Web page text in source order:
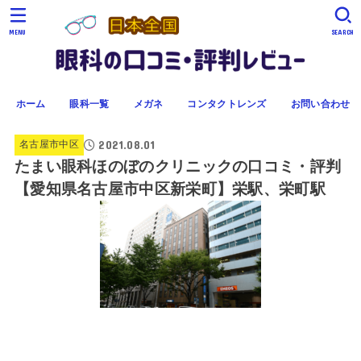
ホーム 眼科一覧 メガネ コンタクトレンズ お問い合わせ
SEARCH
MENU
名古屋市中区 2021.08.01
たまい眼科ほのぼのクリニックの口コミ・評判
【愛知県名古屋市中区新栄町】栄駅、栄町駅